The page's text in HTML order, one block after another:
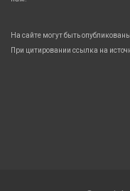
На сайте могут быть
При цитировании ссылка на